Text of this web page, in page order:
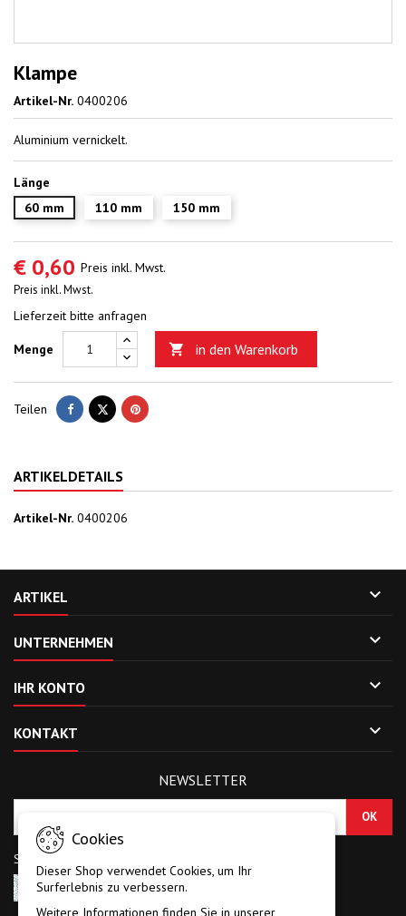
Klampe
Artikel-Nr. 0400206
Aluminium vernickelt.
Länge
60 mm
110 mm 150 mm
€ 0,60 Preis inkl. Mwst.
Preis inkl. Mwst.
Lieferzeit bitte anfragen
Menge  in den Warenkorb
Teilen Teilen TweetPinterest
ARTIKELDETAILS
Artikel-Nr. 0400206
ARTIKEL 
UNTERNEHMEN 
IHR KONTO 
KONTAKT 
Cookies
Dieser Shop verwendet Cookies, um Ihr
Surferlebnis zu verbessern.
Weitere Informationen finden Sie in unserer
NEWSLETTER
Sicherheitscode eingeben